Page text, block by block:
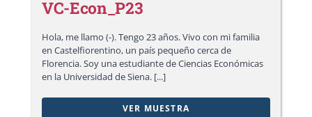
VC-Econ_P23
Hola, me llamo (-). Tengo 23 años. Vivo con mi familia
en Castelfiorentino, un país pequeño cerca de
Florencia. Soy una estudiante de Ciencias Económicas
en la Universidad de Siena. [...]
VER MUESTRA